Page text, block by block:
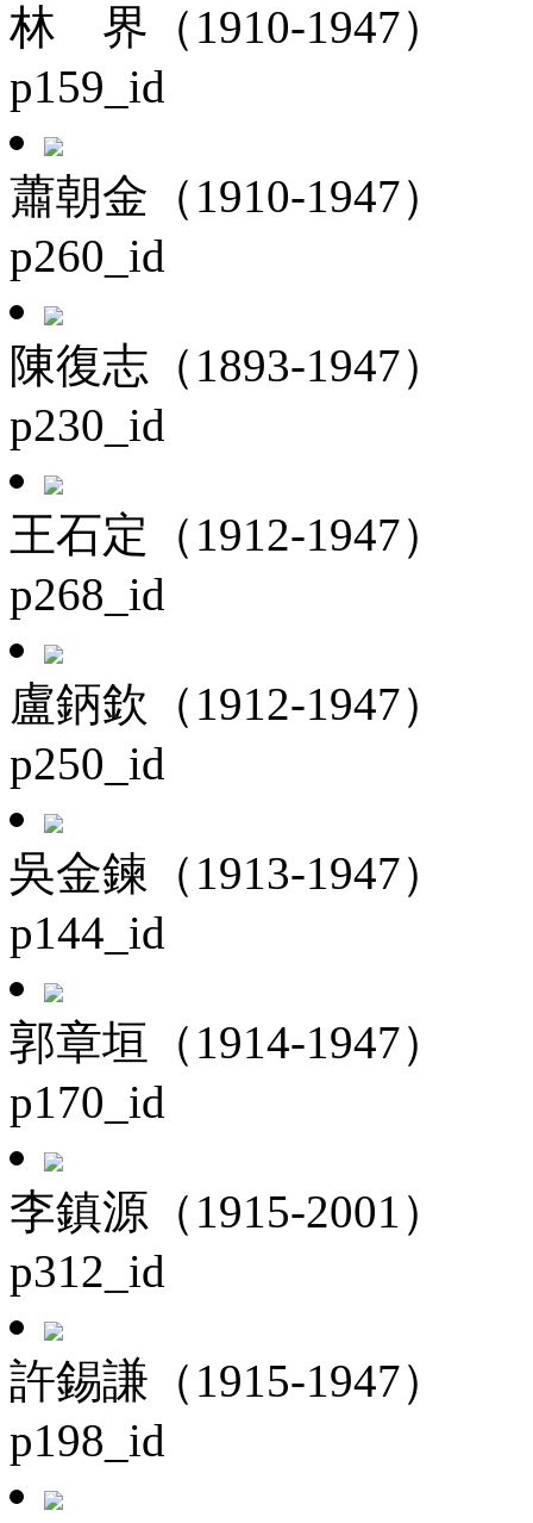
林 界（1910-1947）
p159_id
蕭朝金（1910-1947）
p260_id
陳復志（1893-1947）
p230_id
王石定（1912-1947）
p268_id
盧鈵欽（1912-1947）
p250_id
吳金鍊（1913-1947）
p144_id
郭章垣（1914-1947）
p170_id
李鎮源（1915-2001）
p312_id
許錫謙（1915-1947）
p198_id